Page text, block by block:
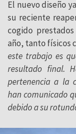
El nuevo diseño
su reciente
cogido
año, tanto físicos
este trabajo es
resultado final.
pertenencia a la
han comunicado
debido a su